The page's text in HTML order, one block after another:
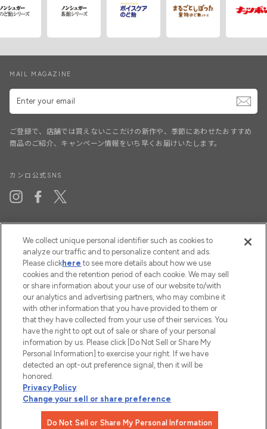
MAIL MAGAZINE
Enter
your
email
ご登録で、店舗では買えないここだけの新作や、季節にあわせたおすすめ
商品のご紹介、キャンペーン情報をいち早くお届けいたします。
カンロ公式SNS
InstagramFacebook
SERVICES
We collect unique personal identifier such as cookies to
analyze our traffic and to personalize content and ads.
Please clickhere to see more details about how we use
cookies and the retention period of each cookie. We may sell
or share information about your use of our website to/with
our analytics and advertising partners, who may combine it
with other information that you have provided to them or
that they have collected from your use of their services. You
have the right to opt out of sale or share of your personal
information by us. Please click [Do Not Sell or Share My
Personal Information] to exercise your right. If we have
detected an opt-out preference signal, then it will be
honored.
Privacy Policy
Change your sell or share preference
Do Not Sell or Share My Personal Information